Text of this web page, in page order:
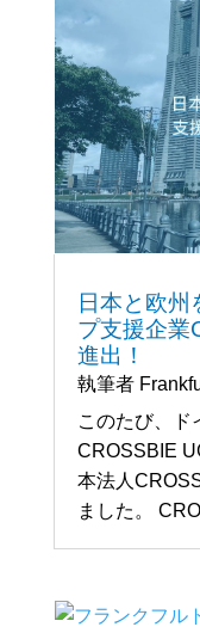
日本と欧州
プ支援企業
進出！
執筆者
このたび、ド
CROSSBIE
本法人
ました。